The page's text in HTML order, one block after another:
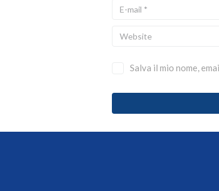
Salva il mio nome,